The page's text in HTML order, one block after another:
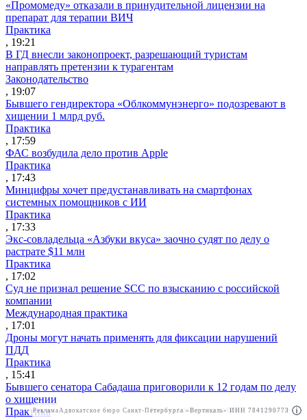
Реклама АО"Право.ру" ИНН: 7708095468
«Промомеду» отказали в принудительной лицензии на
препарат для терапии ВИЧ
Практика
, 19:21
В ГД внесли законопроект, разрешающий туристам
направлять претензии к турагентам
Законодательство
, 19:07
Бывшего гендиректора «Облкоммунэнерго» подозревают в
хищении 1 млрд руб.
Практика
, 17:59
ФАС возбудила дело против Apple
Практика
, 17:43
Минцифры хочет предустанавливать на смартфонах
системных помощников с ИИ
Практика
, 17:33
Экс-совладельца «Азбуки вкуса» заочно судят по делу о
растрате $11 млн
Практика
, 17:02
Суд не признал решение SCC по взысканию с российской
компании
Международная практика
, 17:01
Дроны могут начать применять для фиксации нарушений
ПДД
Практика
, 15:41
Бывшего сенатора Сабадаша приговорили к 12 годам по делу
о хищении
Практика
Реклама Адвокатское бюро Санкт-Петербурга «Вертикаль» ИНН 7841290773